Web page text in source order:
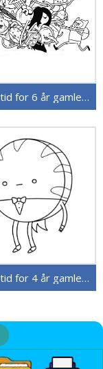
Eventyrtid for 6 år gamle Barn
Eventyrtid for 4 år gamle Barn